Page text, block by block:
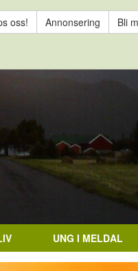
oss! Annonsering Bli
UNG I MELDAL